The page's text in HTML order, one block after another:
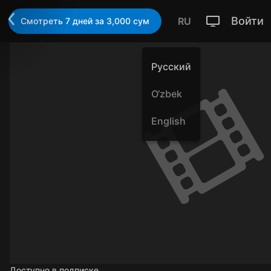
Смотреть 7 дней за 3,000 cум RU
Русский
O‘zbek
English
Войти